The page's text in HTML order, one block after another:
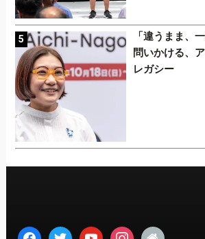
「違うまま、
問いかける、
レガシー
facebooktwitter youtubeinstagram
home